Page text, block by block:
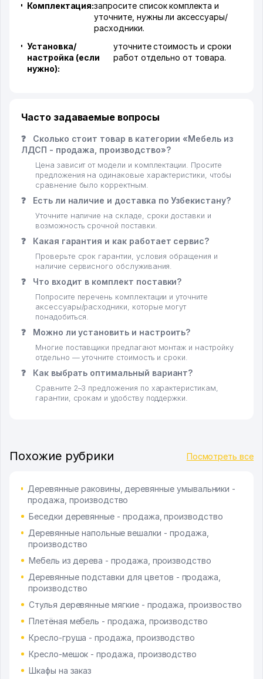
Комплектация:запросите список комплекта и
уточните, нужны ли аксессуары/
расходники.
Установка/
настройка (если
нужно):
уточните стоимость и сроки
работ отдельно от товара.
Часто задаваемые вопросы
❓
Сколько стоит товар в категории «Мебель из
ЛДСП - продажа, производство»?
Цена зависит от модели и комплектации. Просите
предложения на одинаковые характеристики, чтобы
сравнение было корректным.
❓ Есть ли наличие и доставка по Узбекистану?
Уточните наличие на складе, сроки доставки и
возможность срочной поставки.
❓ Какая гарантия и как работает сервис?
Проверьте срок гарантии, условия обращения и
наличие сервисного обслуживания.
❓ Что входит в комплект поставки?
Попросите перечень комплектации и уточните
аксессуары/расходники, которые могут
понадобиться.
❓ Можно ли установить и настроить?
Многие поставщики предлагают монтаж и настройку
отдельно — уточните стоимость и сроки.
❓ Как выбрать оптимальный вариант?
Сравните 2–3 предложения по характеристикам,
гарантии, срокам и удобству поддержки.
Похожие рубрики Посмотреть все
Деревянные раковины, деревянные умывальники -
продажа, производство
Беседки деревянные - продажа, производство
Деревянные напольные вешалки - продажа,
производство
Мебель из дерева - продажа, производство
Деревянные подставки для цветов - продажа,
производство
Стулья деревянные мягкие - продажа, произвоство
Плетёная мебель - продажа, производство
Кресло-груша - продажа, производство
Кресло-мешок - продажа, производство
Шкафы на заказ